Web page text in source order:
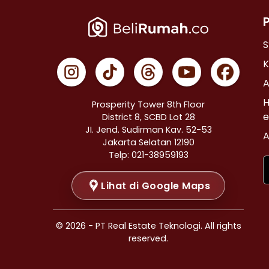
Properti Dijual di Johar Baru >
Properti Dijual di Menteng >
Properti Dijual di Tanah Abang >
Properti Dijual di Kramat >
Properti Dijual di Bendungan Hilir >
Properti Dijual di Jakarta Selatan >
Properti Dijual di Cilandak >
Properti Dijual di Gandaria Selatan >
Properti Dijual di Cipete Selatan >
Properti Dijual di Lenteng Agung >
Properti Dijual di Pondok Pinang >
Properti Dijual di Kebayoran Baru >
Properti Dijual di Mampang Prapatan >
Prosperity Tower 8th Floor
District 8, SCBD Lot 28
JI. Jend. Sudirman Kav. 52-53
Jakarta Selatan 12190
Telp: 021-38959193
Lihat di Google Maps
© 2026 - PT Real Estate Teknologi. All rights
reserved.